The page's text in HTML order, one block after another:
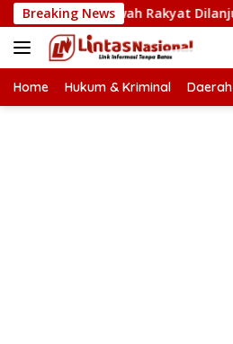
Langsung
ke
konten
Breaking News
Sawah Rakyat Dilanjutkan
Home Hukum & Kriminal Daerah